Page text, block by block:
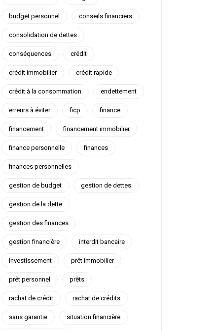
budget personnel conseils financiers
consolidation de dettes
conséquences crédit
crédit immobilier crédit rapide
crédit à la consommation endettement
erreurs à éviter ficp finance
financement financement immobilier
finance personnelle finances
finances personnelles
gestion de budget gestion de dettes
gestion de la dette
gestion des finances
gestion financière interdit bancaire
investissement prêt immobilier
prêt personnel prêts
rachat de crédit rachat de crédits
sans garantie situation financière